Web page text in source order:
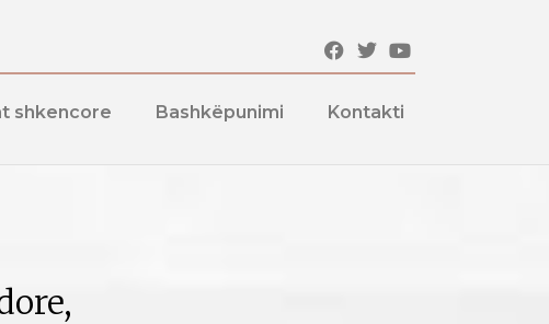
shkencore Bashkëpunimi Kontakti